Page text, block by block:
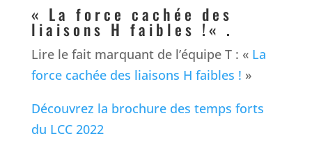
« La force cachée des
liaisons H faibles !« .
Lire le fait marquant de l’équipe T : « La
force cachée des liaisons H faibles ! »
Découvrez la brochure des temps forts
du LCC 2022